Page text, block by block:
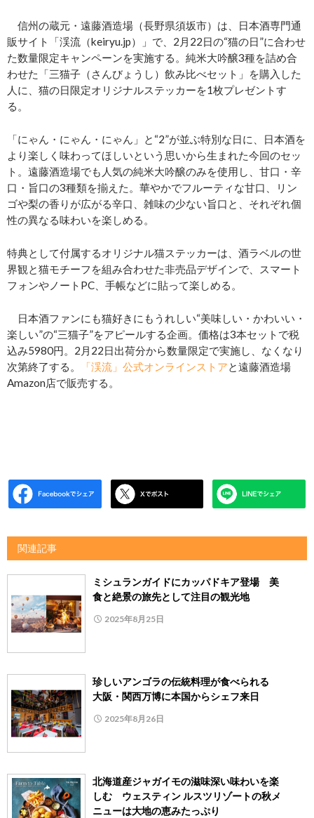
信州の蔵元・遠藤酒造場（長野県須坂市）は、日本酒専門通
販サイト「渓流（keiryu.jp）」で、2月22日の“猫の日”に合わせ
た数量限定キャンペーンを実施する。純米大吟醸3種を詰め合
わせた「三猫子（さんびょうし）飲み比べセット」を購入した
人に、猫の日限定オリジナルステッカーを1枚プレゼントす
る。
「にゃん・にゃん・にゃん」と“2”が並ぶ特別な日に、日本酒を
より楽しく味わってほしいという思いから生まれた今回のセッ
ト。遠藤酒造場でも人気の純米大吟醸のみを使用し、甘口・辛
口・旨口の3種類を揃えた。華やかでフルーティな甘口、リン
ゴや梨の香りが広がる辛口、雑味の少ない旨口と、それぞれ個
性の異なる味わいを楽しめる。
特典として付属するオリジナル猫ステッカーは、酒ラベルの世
界観と猫モチーフを組み合わせた非売品デザインで、スマート
フォンやノートPC、手帳などに貼って楽しめる。
日本酒ファンにも猫好きにもうれしい“美味しい・かわいい・
楽しい”の“三猫子”をアピールする企画。価格は3本セットで税
込み5980円。2月22日出荷分から数量限定で実施し、なくなり
次第終了する。
「渓流」公式オンラインストアと遠藤酒造場
Amazon店で販売する。
関連記事
ミシュランガイドにカッパドキア登場 美
食と絶景の旅先として注目の観光地
2025年8月25日
珍しいアンゴラの伝統料理が食べられる
大阪・関西万博に本国からシェフ来日
2025年8月26日
北海道産ジャガイモの滋味深い味わいを楽
しむ ウェスティン ルスツリゾートの秋メ
ニューは大地の恵みたっぷり